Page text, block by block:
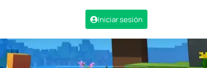
Iniciar sesión